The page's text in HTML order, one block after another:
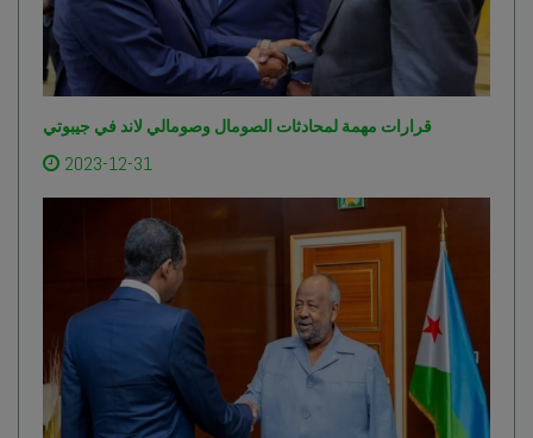
قرارات مهمة لمحادثات الصومال وصومالي لاند في جيبوتي
2023-12-31